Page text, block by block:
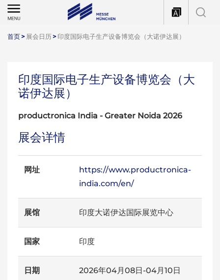
首页> 展会日历>印度国际电子生产设备博览会（大诺伊达展）
印度国际电子生产设备博览会（大
诺伊达展）
productronica India - Greater Noida 2026
展会详情
网址
https://www.productronica-
india.com/en/
展馆 印度大诺伊达国际展览中心
国家 印度
日期 2026年04月08日-04月10日